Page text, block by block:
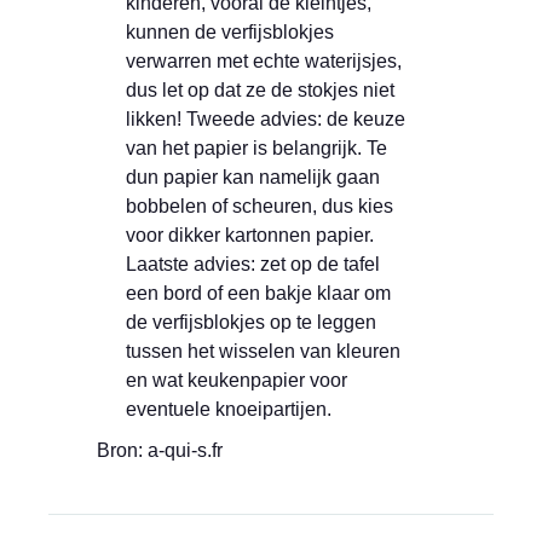
kunnen de verfijsblokjes
verwarren met echte waterijsjes,
dus let op dat ze de stokjes niet
likken! Tweede advies: de keuze
van het papier is belangrijk. Te
dun papier kan namelijk gaan
bobbelen of scheuren, dus kies
voor dikker kartonnen papier.
Laatste advies: zet op de tafel
een bord of een bakje klaar om
de verfijsblokjes op te leggen
tussen het wisselen van kleuren
en wat keukenpapier voor
eventuele knoeipartijen.
Bron: a-qui-s.fr